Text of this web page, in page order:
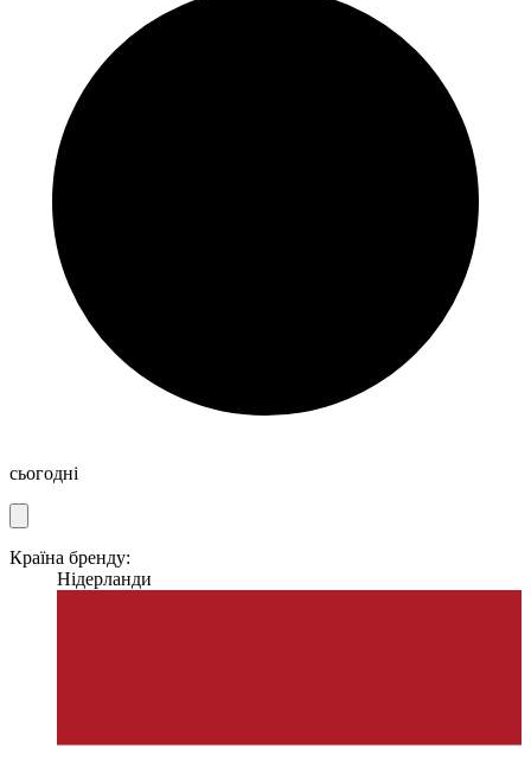
сьогодні
Країна бренду:
Нідерланди